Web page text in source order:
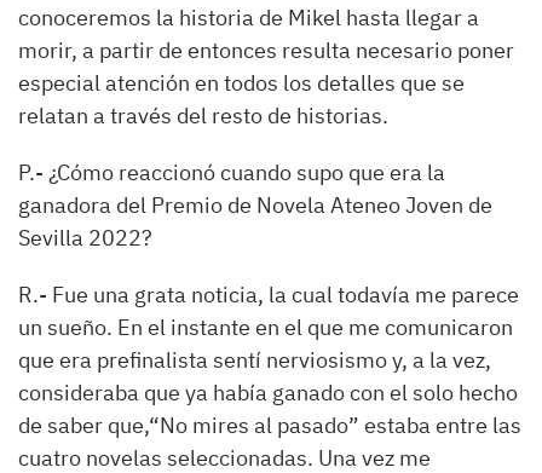
conoceremos la historia de Mikel hasta llegar a
morir, a partir de entonces resulta necesario poner
especial atención en todos los detalles que se
relatan a través del resto de historias.
P.- ¿Cómo reaccionó cuando supo que era la
ganadora del Premio de Novela Ateneo Joven de
Sevilla 2022?
R.- Fue una grata noticia, la cual todavía me parece
un sueño. En el instante en el que me comunicaron
que era prefinalista sentí nerviosismo y, a la vez,
consideraba que ya había ganado con el solo hecho
de saber que,“No mires al pasado” estaba entre las
cuatro novelas seleccionadas. Una vez me